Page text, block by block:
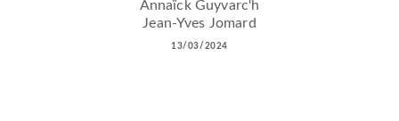
Annaïck Guyvarc'h
Jean-Yves Jomard
13/03/2024